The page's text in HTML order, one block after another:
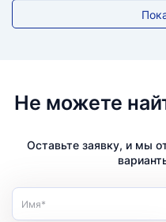
Не можете
Оставьте заявку, и мы
Имя*